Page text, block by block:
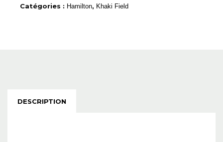
Catégories : Hamilton, Khaki Field
DESCRIPTION